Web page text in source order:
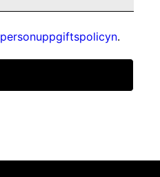
personuppgiftspolicyn.